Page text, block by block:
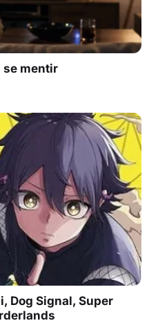
se mentir
Dog Signal, Super